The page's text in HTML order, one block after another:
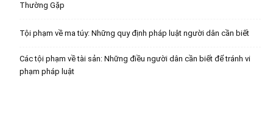
Thường Gặp
Tội phạm về ma túy: Những quy định pháp luật người dân cần biết
Các tội phạm về tài sản: Những điều người dân cần biết để tránh vi
phạm pháp luật